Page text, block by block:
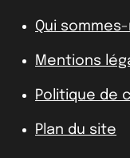
Qui
Mentions
Politique de
Plan du site